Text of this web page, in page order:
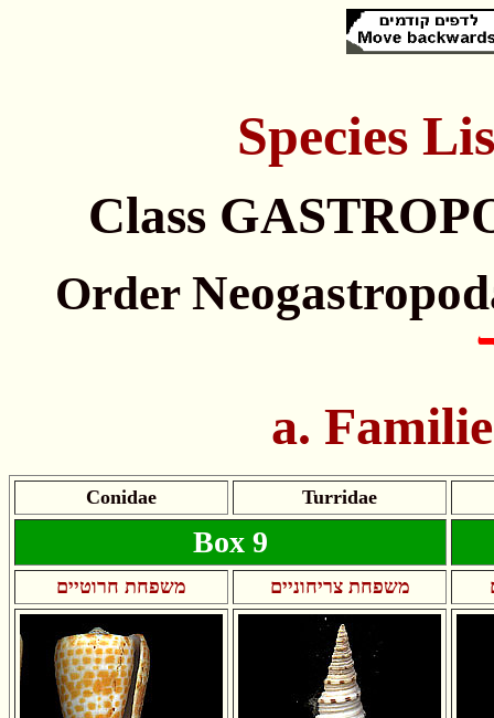
Species
Class
Order
a.
Conidae Turridae
Box 9
משפחת חרוטיים משפחת צריחוניים